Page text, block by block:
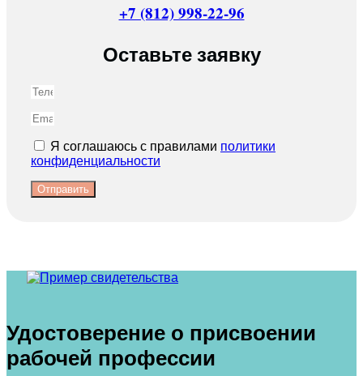
+7 (812) 998-22-96
Оставьте заявку
Я соглашаюсь с правилами политики
конфиденциальности
Отправить
Удостоверение о присвоении
рабочей профессии